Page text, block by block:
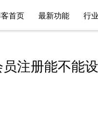
首页 最新功能 行
注册能不能